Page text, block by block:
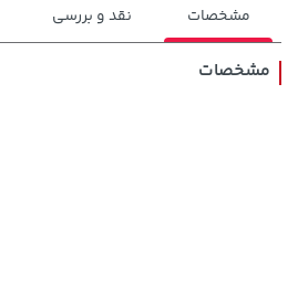
مشخصات نقد و بررسی
مشخصات